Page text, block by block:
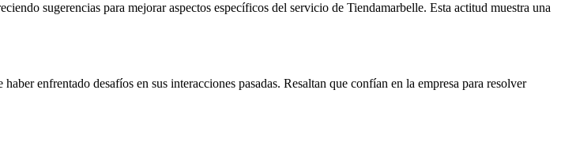
sugerencias para mejorar aspectos específicos del servicio de Tiendamarbelle. Esta actitud muestra una
enfrentado desafíos en sus interacciones pasadas. Resaltan que confían en la empresa para resolver